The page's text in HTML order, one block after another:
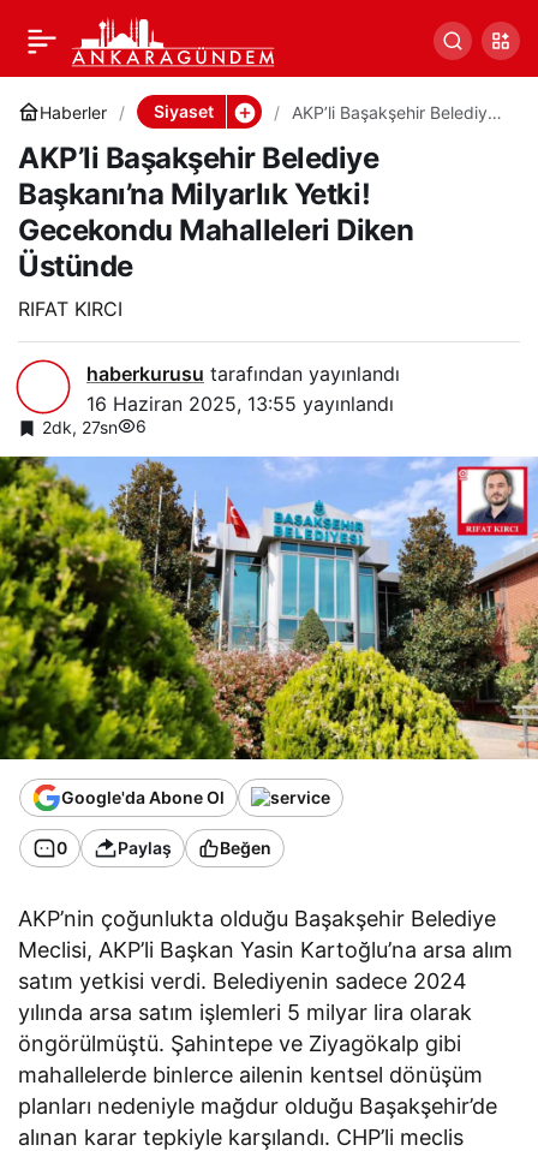
Haberler Siyaset
AKP’li Başakşehir Belediye
Gecekondu Mahalleleri
Diken Üstünde
AKP’li Başakşehir Belediye
Başkanı’na Milyarlık Yetki!
Gecekondu Mahalleleri Diken
Üstünde
RIFAT KIRCI
haberkurusu tarafından yayınlandı
16 Haziran 2025, 13:55 yayınlandı
2dk, 27sn 6
Google'da Abone Ol
0 Paylaş Beğen
AKP’nin çoğunlukta olduğu Başakşehir Belediye
Meclisi, AKP’li Başkan Yasin Kartoğlu’na arsa alım
satım yetkisi verdi. Belediyenin sadece 2024
yılında arsa satım işlemleri 5 milyar lira olarak
öngörülmüştü. Şahintepe ve Ziyagökalp gibi
mahallelerde binlerce ailenin kentsel dönüşüm
planları nedeniyle mağdur olduğu Başakşehir’de
alınan karar tepkiyle karşılandı. CHP’li meclis
AKP’li Başakşehir
Belediye Başkanı’na
Milyarlık Yetki!
Gecekondu Mahalleleri
Diken Üstünde
0 Paylaş